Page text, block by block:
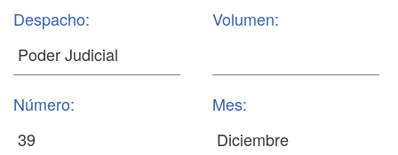
Despacho: Volumen:
Número: Mes: